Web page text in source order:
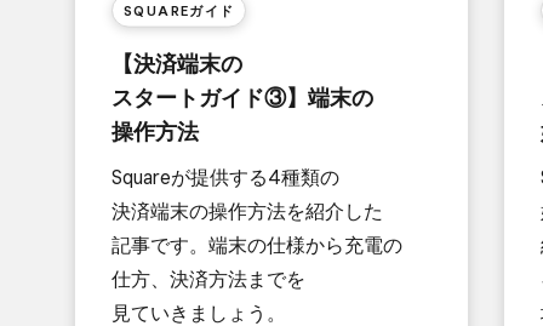
SQUAREガイド
​【決済端末の​
スタートガイド③】端末の​
操作方​法
Squareが​提供する​4種類の​
決済端末の​操作方​法を​紹介した​
記事です。​端末の​仕様から​充電の​
仕方、​決済方​法までを​
見ていきましょう。